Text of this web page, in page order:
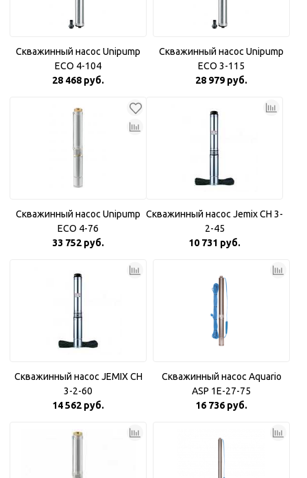
Скважинный насос Unipump
ECO 4-104
28 468 руб.
Скважинный насос Unipump
ECO 3-115
28 979 руб.
Скважинный насос Unipump
ECO 4-76
33 752 руб.
Скважинный насос Jemix CH 3-
2-45
10 731 руб.
Скважинный насос JEMIX CH
3-2-60
14 562 руб.
Скважинный насос Aquario
ASP 1E-27-75
16 736 руб.